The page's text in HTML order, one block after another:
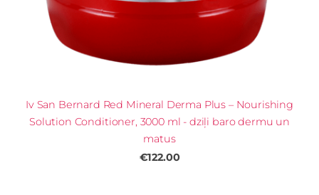
Iv San Bernard Red Mineral Derma Plus – Nourishing
Solution Conditioner, 3000 ml - dziļi baro dermu un
matus
€122.00